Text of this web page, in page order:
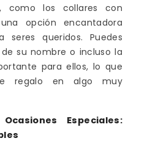
como los collares con
opción encantadora
seres queridos. Puedes
su nombre o incluso la
para ellos, lo que
regalo en algo muy
Especiales: